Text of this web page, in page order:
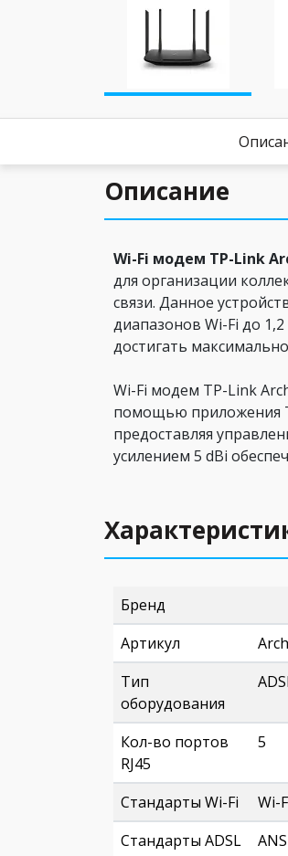
Описание
Wi-Fi модем TP-Link
для организации
связи. Данное
диапазонов Wi-Fi до
достигать
Wi-Fi модем TP-Link
помощью приложения
предоставляя
усилением 5 dBi
Бренд
Артикул
Тип
оборудования
Кол-во портов
RJ45
5
Стандарты Wi-Fi
Wi-
Стандарты ADSL